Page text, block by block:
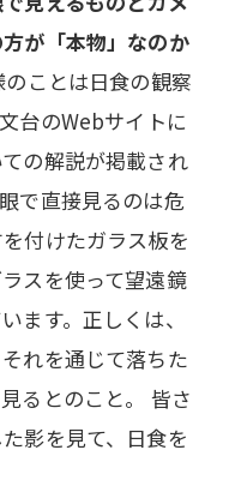
が「本物」なのか
ことは日食の観察
台のWebサイトに
の解説が掲載され
で直接見るのは危
付けたガラス板を
スを使って望遠鏡
ます。正しくは、
れを通じて落ちた
るとのこと。 皆さ
影を見て、日食を